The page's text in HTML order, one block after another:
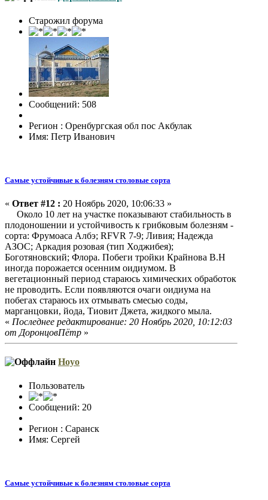
Старожил форума
Сообщений: 508
Регион : Оренбургская обл пос Акбулак
Имя: Петр Иванович
Самые устойчивые к болезням столовые сорта
« Ответ #12 : 20 Ноябрь 2020, 10:06:33 »
Около 10 лет на участке показывают стабильность в
плодоношении и устойчивость к грибковым болезням -
сорта: Фрумоаса Албэ; RFVR 7-9; Ливия; Надежда
АЗОС; Аркадия розовая (тип Ходжибея);
Боготяновский; Флора. Побеги тройки Крайнова В.Н
иногда порожается осенним оидиумом. В
вегетационный период стараюсь химических обработок
не проводить. Если появляются очаги оидиума на
побегах стараюсь их отмывать смесью соды,
марганцовки, йода, Тиовит Джета, жидкого мыла.
« Последнее редактирование: 20 Ноябрь 2020, 10:12:03
от ДоронцовПётр »
Hoyo
Пользователь
Сообщений: 20
Регион : Саранск
Имя: Сергей
Самые устойчивые к болезням столовые сорта